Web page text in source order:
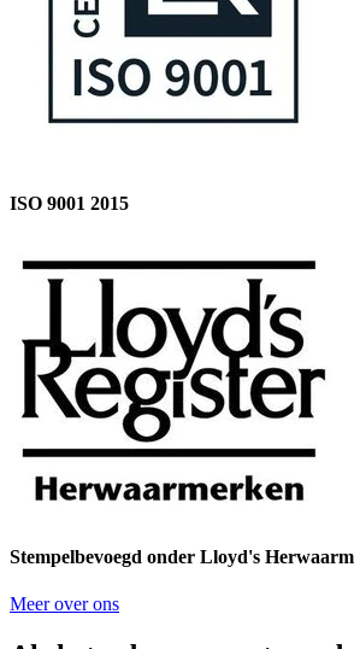
ISO 9001 2015
Stempelbevoegd onder Lloyd's
Meer over ons